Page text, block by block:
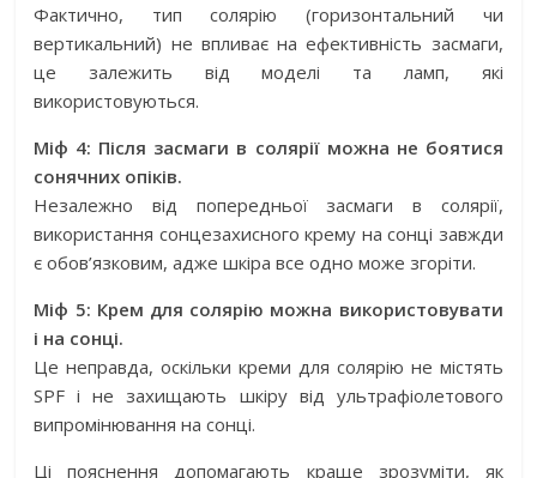
Фактично, тип солярію (горизонтальний чи
вертикальний) не впливає на ефективність засмаги,
це залежить від моделі та ламп, які
використовуються.
Міф 4: Після засмаги в солярії можна не боятися
сонячних опіків.
Незалежно від попередньої засмаги в солярії,
використання сонцезахисного крему на сонці завжди
є обов’язковим, адже шкіра все одно може згоріти.
Міф 5: Крем для солярію можна використовувати
і на сонці.
Це неправда, оскільки креми для солярію не містять
SPF і не захищають шкіру від ультрафіолетового
випромінювання на сонці.
Ці пояснення допомагають краще зрозуміти, як